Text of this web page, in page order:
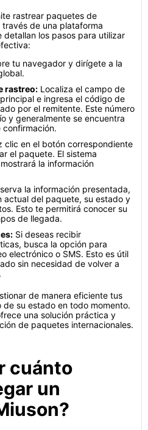
rastrear paquetes de
de una plataforma
detallan los pasos para utilizar
tu navegador y dirígete a la
rastreo: Localiza el campo de
e ingresa el código de
por el remitente. Este número
y generalmente se encuentra
clic en el botón correspondiente
el paquete. El sistema
la información
la información presentada,
actual del paquete, su estado y
Esto te permitirá conocer su
de llegada.
Si deseas recibir
busca la opción para
electrónico o SMS. Esto es útil
sin necesidad de volver a
de manera eficiente tus
su estado en todo momento.
una solución práctica y
de paquetes internacionales.
cuánto
un